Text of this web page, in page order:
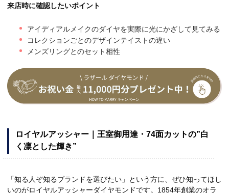
来店時に確認したいポイント
アイディアルメイクのダイヤを実際に光にかざして見てみる
コレクションごとのデザインテイストの違い
メンズリングとのセット相性
ロイヤルアッシャー｜王室御用達・74面カットの”白
く凛とした輝き”
「知る人ぞ知るブランドを選びたい」という方に、ぜひ知ってほし
いのがロイヤルアッシャーダイヤモンドです。1854年創業のオラ